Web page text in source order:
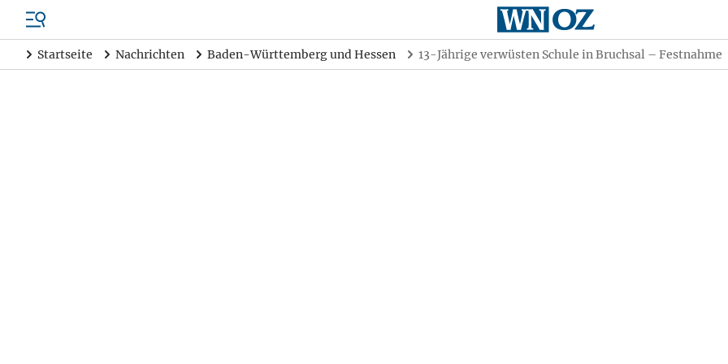
Startseite Nachrichten Baden-Württemberg und Hessen 13-Jährige verwüsten Schule in Bruchsal – Festnahme